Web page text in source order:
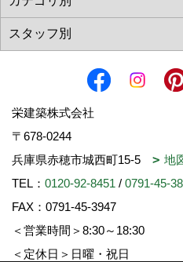
栄建築株式会社
〒678-0244
兵庫県赤穂市城西町15-5
地
TEL： 0120-92-8451 / 0791-45-
FAX：0791-45-3947
＜営業時間＞8:30～18:30
＜定休日＞日曜・祝日